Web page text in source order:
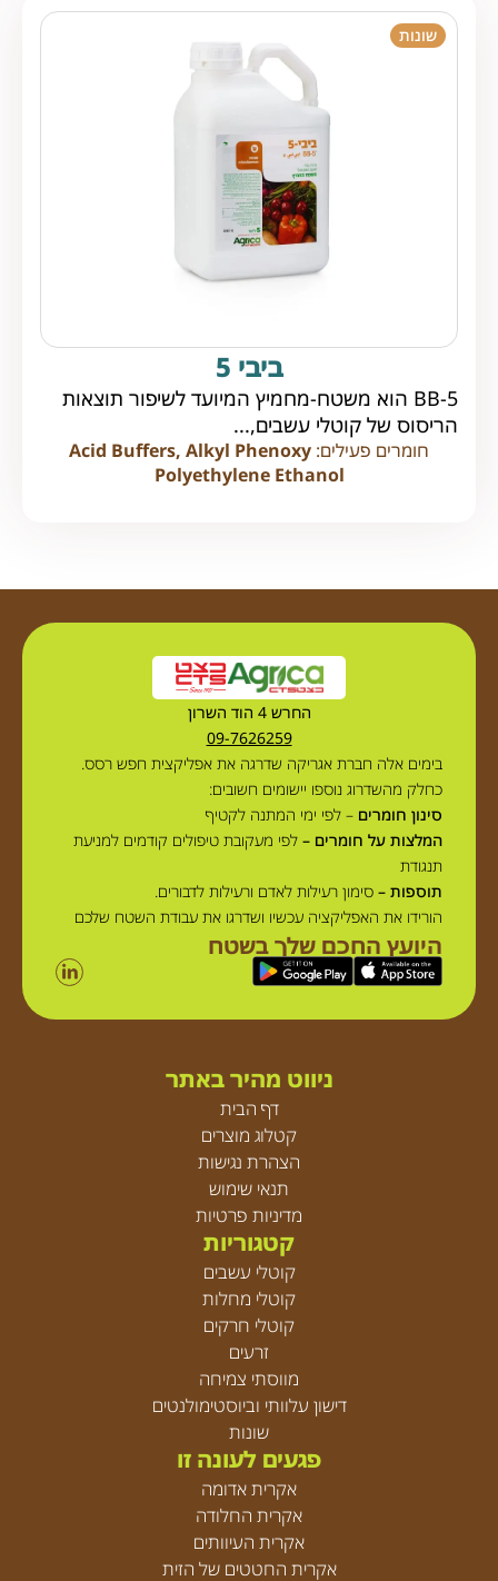
שונות
ביבי 5
BB-5 הוא משטח-מחמיץ המיועד לשיפור תוצאות
הריסוס של קוטלי עשבים,...
חומרים פעילים: Acid Buffers, Alkyl Phenoxy
Polyethylene Ethanol
החרש 4 הוד השרון
09-7626259
בימים אלה חברת אגריקה שדרגה את אפליקצית חפש רסס.
כחלק מהשדרוג נוספו יישומים חשובים:
סינון חומרים – לפי ימי המתנה לקטיף
המלצות על חומרים – לפי מעקובת טיפולים קודמים למניעת
תנגודת
תוספות – סימון רעילות לאדם ורעילות לדבורים.
הורידו את האפליקציה עכשיו ושדרגו את עבודת השטח שלכם
היועץ החכם שלך בשטח
ניווט מהיר באתר
דף הבית
קטלוג מוצרים
הצהרת נגישות
תנאי שימוש
מדיניות פרטיות
קטגוריות
קוטלי עשבים
קוטלי מחלות
קוטלי חרקים
זרעים
מווסתי צמיחה
דישון עלוותי וביוסטימולנטים
שונות
פגעים לעונה זו
אקרית אדומה
אקרית החלודה
אקרית העיוותים
אקרית החטטים של הזית